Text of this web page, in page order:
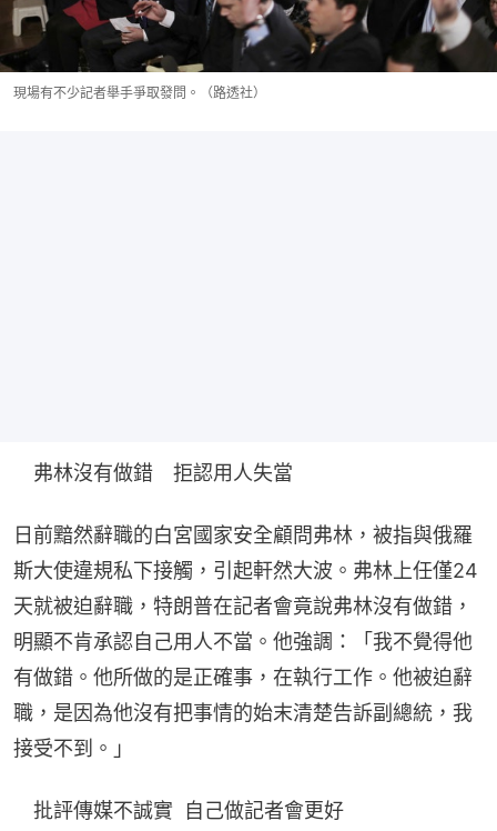
現場有不少記者舉手爭取發問。（路透社）
弗林沒有做錯　拒認用人失當
日前黯然辭職的白宮國家安全顧問弗林，被指與俄羅
斯大使違規私下接觸，引起軒然大波。弗林上任僅24
天就被迫辭職，特朗普在記者會竟說弗林沒有做錯，
明顯不肯承認自己用人不當。他強調：「我不覺得他
有做錯。他所做的是正確事，在執行工作。他被迫辭
職，是因為他沒有把事情的始末清楚告訴副總統，我
接受不到。」
批評傳媒不誠實  自己做記者會更好